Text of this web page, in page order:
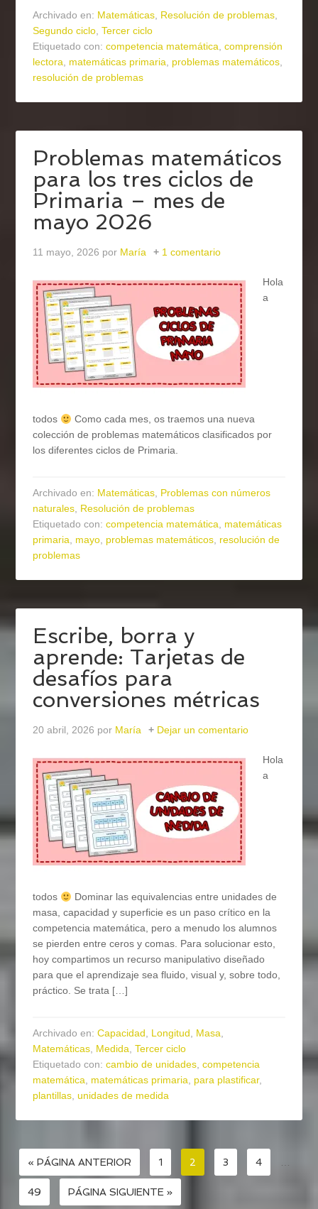
Archivado en: Matemáticas, Resolución de problemas,
Segundo ciclo,Tercer ciclo
Etiquetado con:competencia matemática,comprensión
lectora, matemáticas primaria, problemas matemáticos,
resolución de problemas
Problemas matemáticos
para los tres ciclos de
Primaria – mes de
mayo 2026
11 mayo, 2026 por María 1 comentario
Hola
a
todos
Como cada mes, os traemos una nueva
colección de problemas matemáticos clasificados por
los diferentes ciclos de Primaria.
Archivado en: Matemáticas, Problemas con números
naturales, Resolución de problemas
Etiquetado con:competencia matemática, matemáticas
primaria, mayo, problemas matemáticos, resolución de
problemas
Escribe, borra y
aprende: Tarjetas de
desafíos para
conversiones métricas
20 abril, 2026 por María Dejar un comentario
Hola
a
todos
Dominar las equivalencias entre unidades de
masa, capacidad y superficie es un paso crítico en la
competencia matemática, pero a menudo los alumnos
se pierden entre ceros y comas. Para solucionar esto,
hoy compartimos un recurso manipulativo diseñado
para que el aprendizaje sea fluido, visual y, sobre todo,
práctico. Se trata […]
Archivado en:Capacidad, Longitud, Masa,
Matemáticas, Medida,Tercer ciclo
Etiquetado con:cambio de unidades,competencia
matemática, matemáticas primaria, para plastificar,
plantillas,unidades de medida
« PÁGINA ANTERIOR 1 2 3 4 …
49 PÁGINA SIGUIENTE »